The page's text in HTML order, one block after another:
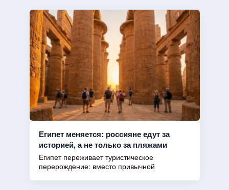
Египет меняется: россияне едут за
историей, а не только за пляжами
Египет переживает туристическое
перерождение: вместо привычной